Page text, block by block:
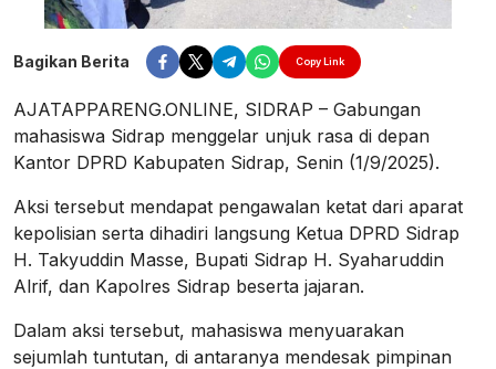
Bagikan Berita Copy Link
AJATAPPARENG.ONLINE, SIDRAP – Gabungan
mahasiswa Sidrap menggelar unjuk rasa di depan
Kantor DPRD Kabupaten Sidrap, Senin (1/9/2025).
Aksi tersebut mendapat pengawalan ketat dari aparat
kepolisian serta dihadiri langsung Ketua DPRD Sidrap
H. Takyuddin Masse, Bupati Sidrap H. Syaharuddin
Alrif, dan Kapolres Sidrap beserta jajaran.
Dalam aksi tersebut, mahasiswa menyuarakan
sejumlah tuntutan, di antaranya mendesak pimpinan